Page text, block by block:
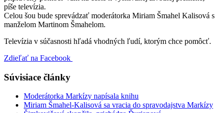
píše televízia.
Celou šou bude sprevádzať moderátorka Miriam Šmahel Kalisová s
manželom Martinom Šmahelom.
Televízia v súčasnosti hľadá vhodných ľudí, ktorým chce pomôcť.
Zdieľať na Facebook
Súvisiace články
Moderátorka Markízy napísala knihu
Miriam Šmahel-Kalisová sa vracia do spravodajstva Markízy